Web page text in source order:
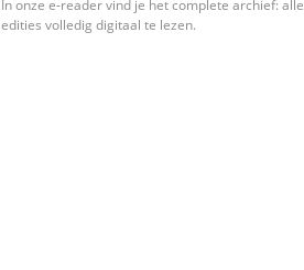
In onze e-reader vind je het complete archief: alle
edities volledig digitaal te lezen.